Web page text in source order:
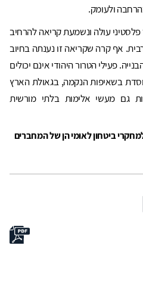
ולעומק.
עולה ונשמעת קריאה להרחיב
אף קרה שקריאה זו נענתה בחיוב
פעילי הטרור היהודי אינם יכולים
בשאיפות הנקמה, בגאולת הארץ
גם מעשי אלימות בלתי מורשית
ביטחון לאומי הן של המחברים